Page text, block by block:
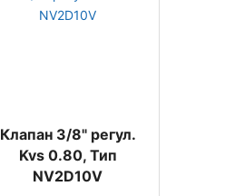
Клапан 3/8" регул.
Kvs 0.80, Тип
NV2D10V